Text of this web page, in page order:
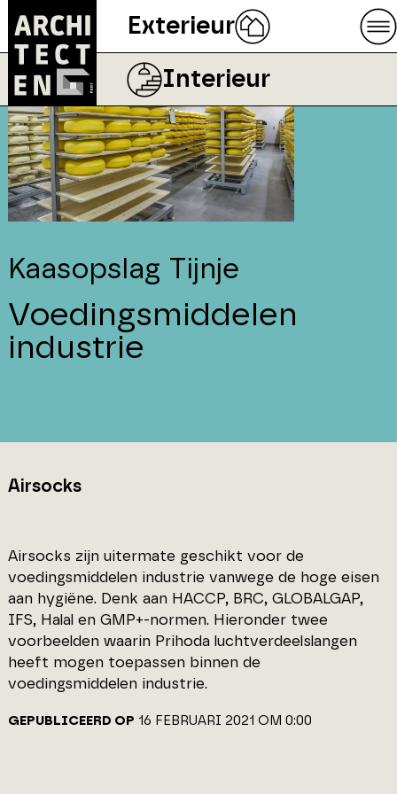
Exterieur
Interieur
Kaasopslag Tijnje
Voedingsmiddelen
industrie
Airsocks
Airsocks zijn uitermate geschikt voor de
voedingsmiddelen industrie vanwege de hoge eisen
aan hygiëne. Denk aan HACCP, BRC, GLOBALGAP,
IFS, Halal en GMP+-normen. Hieronder twee
voorbeelden waarin Prihoda luchtverdeelslangen
heeft mogen toepassen binnen de
voedingsmiddelen industrie.
GEPUBLICEERD OP 16 FEBRUARI 2021 OM 0:00